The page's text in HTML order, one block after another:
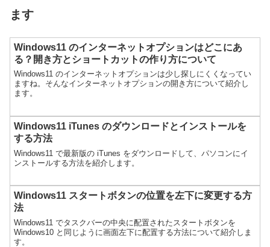
ます
Windows11 のインターネットオプションはどこにあ
る？開き方とショートカットの作り方について
Windows11 のインターネットオプションは少し探しにくくなってい
ますね。そんなインターネットオプションの開き方について紹介し
ます。
Windows11 iTunes のダウンロードとインストールを
する方法
Windows11 で最新版の iTunes をダウンロードして、パソコンにイ
ンストールする方法を紹介します。
Windows11 スタートボタンの位置を左下に変更する方
法
Windows11 でタスクバーの中央に配置されたスタートボタンを
Windows10 と同じように画面左下に配置する方法について紹介しま
す。